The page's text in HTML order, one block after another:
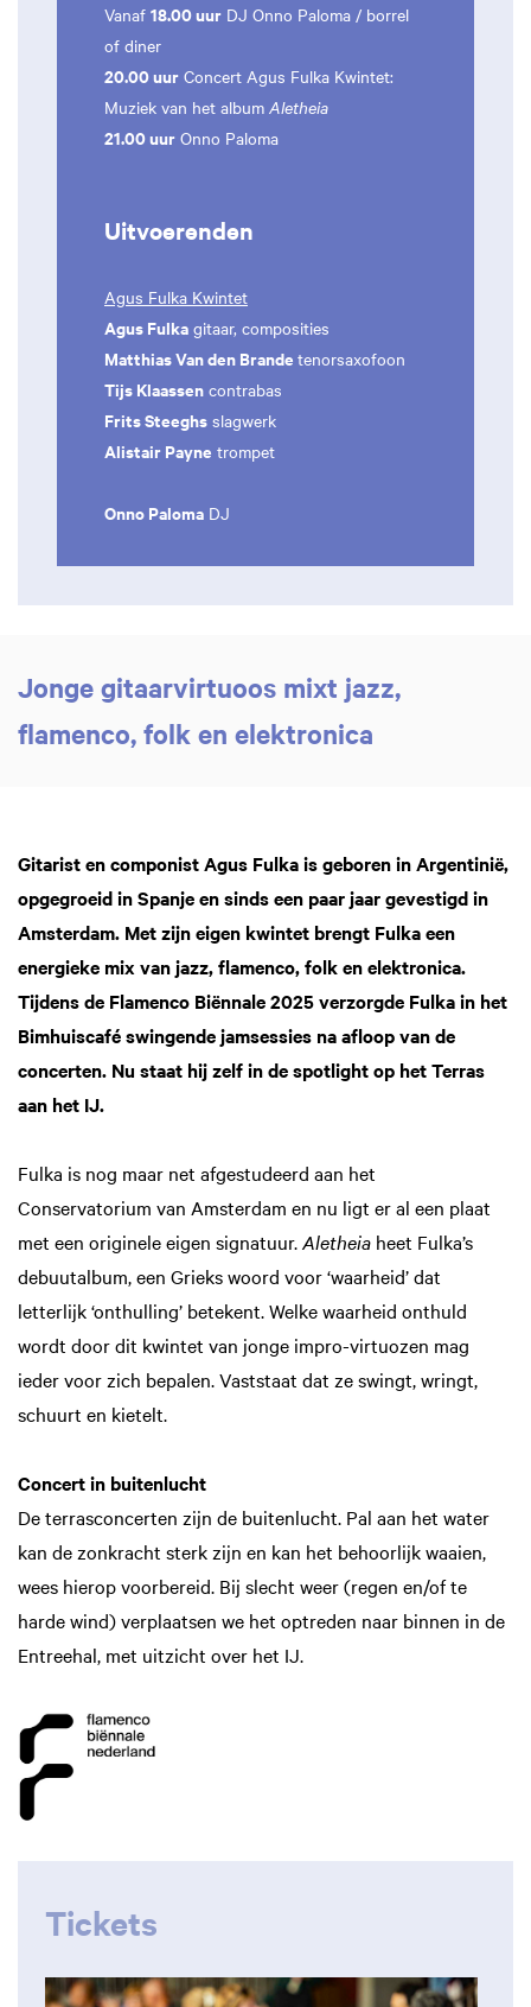
Vanaf 18.00 uur DJ Onno Paloma / borrel
of diner
20.00 uur Concert Agus Fulka Kwintet:
Muziek van het album Aletheia
21.00 uur Onno Paloma
Uitvoerenden
Agus Fulka Kwintet
Agus Fulka gitaar, composities
Matthias Van den Brande tenorsaxofoon
Tijs Klaassen contrabas
Frits Steeghs slagwerk
Alistair Payne trompet
Onno Paloma DJ
Jonge gitaarvirtuoos mixt jazz,
flamenco, folk en elektronica
Gitarist en componist Agus Fulka is geboren in Argentinië,
opgegroeid in Spanje en sinds een paar jaar gevestigd in
Amsterdam. Met zijn eigen kwintet brengt Fulka een
energieke mix van jazz, flamenco, folk en elektronica.
Tijdens de Flamenco Biënnale 2025 verzorgde Fulka in het
Bimhuiscafé swingende jamsessies na afloop van de
concerten. Nu staat hij zelf in de spotlight op het Terras
aan het IJ.
Fulka is nog maar net afgestudeerd aan het
Conservatorium van Amsterdam en nu ligt er al een plaat
met een originele eigen signatuur.Aletheia heet Fulka’s
debuutalbum, een Grieks woord voor ‘waarheid’ dat
letterlijk ‘onthulling’ betekent. Welke waarheid onthuld
wordt door dit kwintet van jonge impro-virtuozen mag
ieder voor zich bepalen. Vaststaat dat ze swingt, wringt,
schuurt en kietelt.
Concert in buitenlucht
De terrasconcerten zijn de buitenlucht. Pal aan het water
kan de zonkracht sterk zijn en kan het behoorlijk waaien,
wees hierop voorbereid. Bij slecht weer (regen en/of te
harde wind) verplaatsen we het optreden naar binnen in de
Entreehal, met uitzicht over het IJ.
Tickets